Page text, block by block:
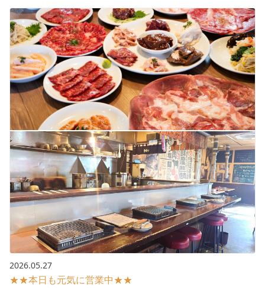
2026.05.27
★★本日も元気に営業中★★